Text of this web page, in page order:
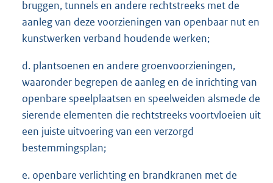
bruggen, tunnels en andere rechtstreeks met de
aanleg van deze voorzieningen van openbaar nut en
kunstwerken verband houdende werken;
d. plantsoenen en andere groenvoorzieningen,
waaronder begrepen de aanleg en de inrichting van
openbare speelplaatsen en speelweiden alsmede de
sierende elementen die rechtstreeks voortvloeien uit
een juiste uitvoering van een verzorgd
bestemmingsplan;
e. openbare verlichting en brandkranen met de